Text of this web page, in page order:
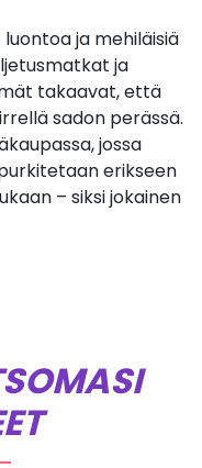
ja mehiläisiä
ja
takaavat, että
sadon perässä.
jossa
erikseen
– siksi jokainen